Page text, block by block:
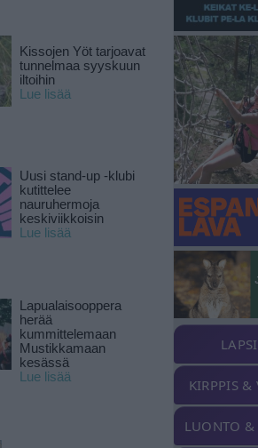
Kissojen Yöt tarjoavat
tunnelmaa syyskuun
iltoihin
Lue lisää
Uusi stand-up -klubi
kutittelee
nauruhermoja
keskiviikkoisin
Lue lisää
Lapualaisooppera
herää
kummittelemaan
Mustikkamaan
kesässä
Lue lisää
KIRPPIS &
LUONTO &